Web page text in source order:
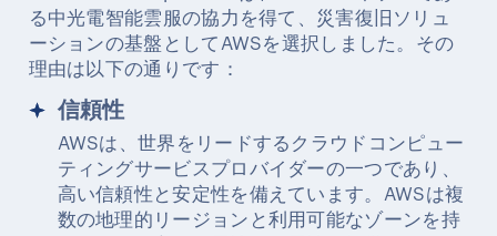
る中光電智能雲服の協力を得て、災害復旧ソリュ
ーションの基盤としてAWSを選択しました。その
理由は以下の通りです：
信頼性
AWSは、世界をリードするクラウドコンピュー
ティングサービスプロバイダーの一つであり、
高い信頼性と安定性を備えています。AWSは複
数の地理的リージョンと利用可能なゾーンを持